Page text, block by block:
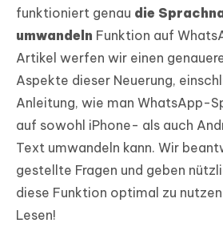
funktioniert genau die
umwandeln Funktion auf
Artikel werfen wir einen
Aspekte dieser Neuerung,
Anleitung, wie man WhatsApp-
auf sowohl iPhone- als auch
Text umwandeln kann. Wir
gestellte Fragen und geben
diese Funktion optimal zu
Lesen!